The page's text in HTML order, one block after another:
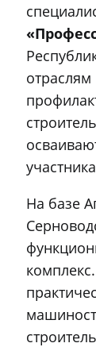
отраслям
На базе